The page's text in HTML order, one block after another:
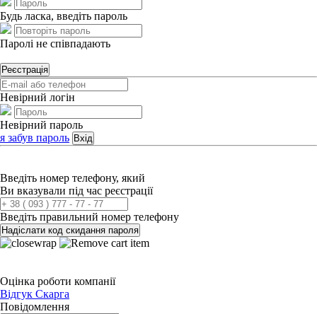
Будь ласка, введіть пароль
Паролі не співпадають
Реєстрація
Невірний логін
Невірний пароль
я забув пароль Вхід
Введіть номер телефону, який
Ви вказували під час реєстрації
Введіть правильний номер телефону
Надіслати код скидання пароля
Оцінка роботи компанії
Відгук Скарга
Повідомлення